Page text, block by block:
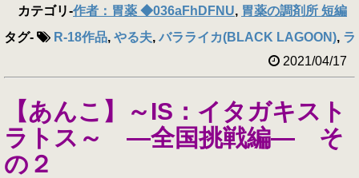
カテゴリ-作者：胃薬 ◆036aFhDFNU, 胃薬の調剤所 短編
タグ- R-18作品, やる夫, バラライカ(BLACK LAGOON), ラ
2021/04/17
【あんこ】～IS：イタガキスト
ラトス～ ―全国挑戦編― そ
の２